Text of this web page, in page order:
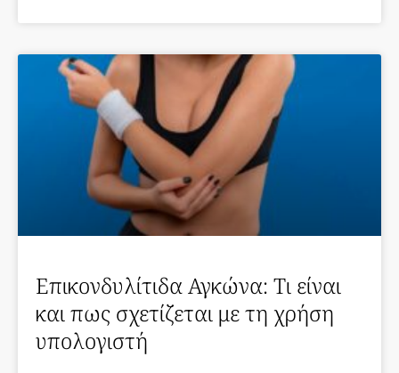
Επικονδυλίτιδα Αγκώνα: Τι είναι
και πως σχετίζεται με τη χρήση
υπολογιστή